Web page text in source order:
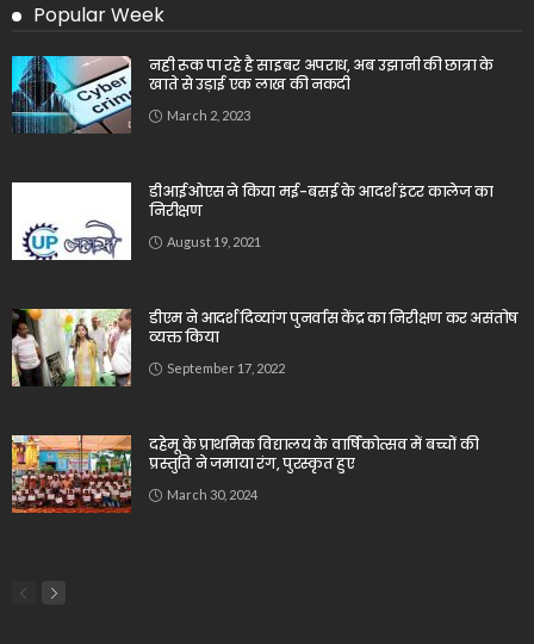
Popular Week
नही रूक पा रहे है साइबर अपराध, अब उझानी की छात्रा के
खाते से उड़ाई एक लाख की नकदी
March 2, 2023
डीआईओएस ने किया मई-बसई के आदर्श इंटर कालेज का
निरीक्षण
August 19, 2021
डीएम ने आदर्श दिव्यांग पुनर्वास केंद्र का निरीक्षण कर असंतोष
व्यक्त किया
September 17, 2022
दहेमू के प्राथमिक विद्यालय के वार्षिकोत्सव में बच्चों की
प्रस्तुति ने जमाया रंग, पुरस्कृत हुए
March 30, 2024